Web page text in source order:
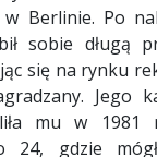
Berlinie. Po
sobie długą
się na rynku
Jego
mu w 1981
24, gdzie